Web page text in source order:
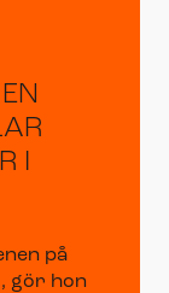
I
på
gör hon